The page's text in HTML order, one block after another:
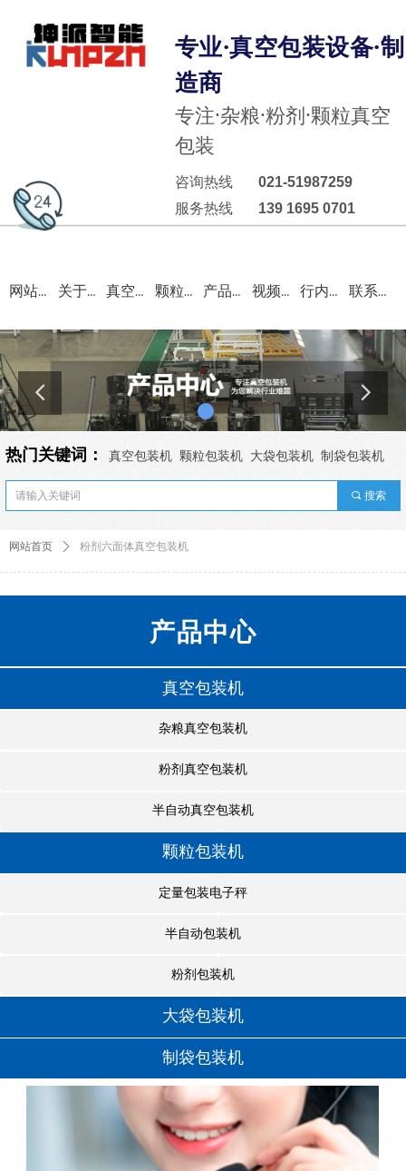
网站首页 关于我们 真空包装机 颗粒包装机 产品中心 视频案例 行内资讯 联系我们
专业·真空包装设备·制
造商
专注·杂粮·粉剂·颗粒真空
包装
咨询热线 021-51987259
服务热线
139 1695 0701
真空包装机
杂粮真空包装机
粉剂真空包装机
半自动真空包装机
定量包装电子秤
半自动包装机
粉剂包装机
颗粒包装机
大袋包装机
制袋包装机
产品中心
网站首页 ꄲ 粉剂六面体真空包装机
热门关键词： 真空包装机 颗粒包装机 大袋包装机 制袋包装机
끠 搜索